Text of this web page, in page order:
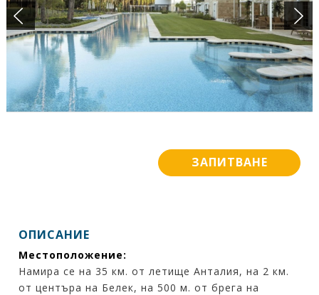
БАНКОВИ СМЕТКИ
ИСКАМ ДА НАУЧА ПОВЕЧЕ ....
КОНТАКТИ
ЗАПИТВАНЕ
ОПИСАНИЕ
Местоположение:
Намира се на 35 км. от летище Анталия, на 2 км.
от центъра на Белек, на 500 м. от брега на